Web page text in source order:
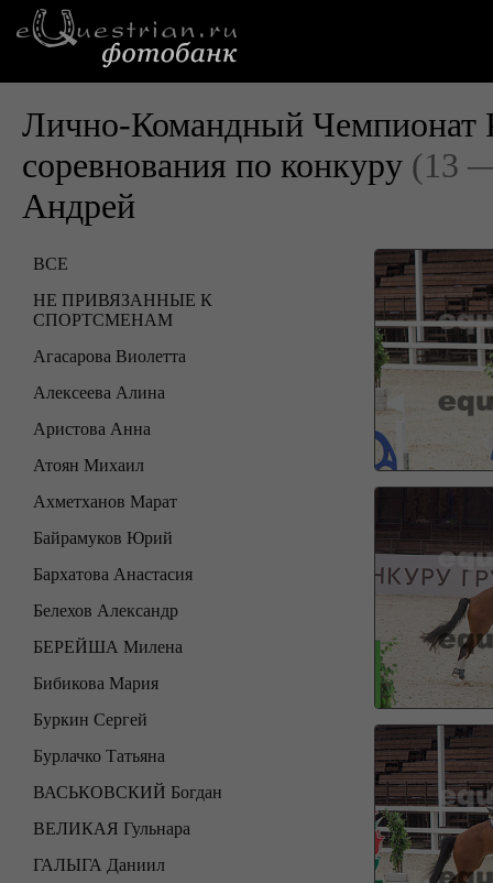
Лично-Командный Чемпионат
соревнования по конкуру (13
Андрей
ВСЕ
НЕ ПРИВЯЗАННЫЕ К
СПОРТСМЕНАМ
Агасарова Виолетта
Алексеева Алина
Аристова Анна
Атоян Михаил
Ахметханов Марат
Байрамуков Юрий
Бархатова Анастасия
Белехов Александр
БЕРЕЙША Милена
Бибикова Мария
Буркин Сергей
Бурлачко Татьяна
ВАСЬКОВСКИЙ Богдан
ВЕЛИКАЯ Гульнара
ГАЛЫГА Даниил